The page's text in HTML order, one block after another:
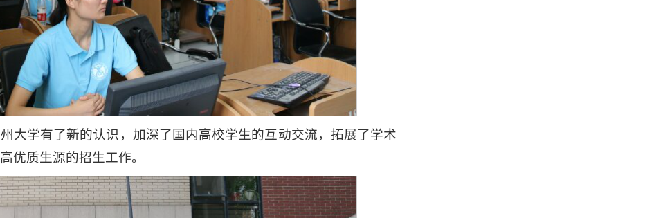
大学有了新的认识，加深了国内高校学生的互动交流，拓展了学术
优质生源的招生工作。